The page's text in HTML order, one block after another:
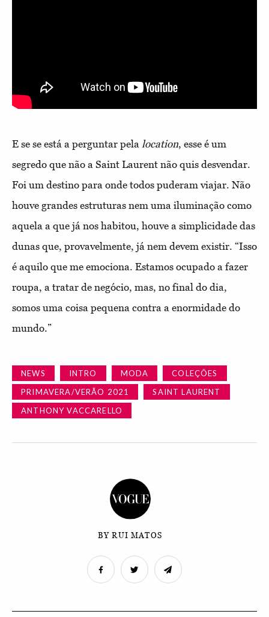
E se se está a perguntar pela location, esse é um
segredo que não a Saint Laurent não quis desvendar.
Foi um destino para onde todos puderam viajar. Não
houve grandes estruturas nem uma iluminação como
aquela a que já nos habitou, houve a simplicidade das
dunas que, provavelmente, já nem devem existir. “Isso
é aquilo que me emociona. Estamos ocupado a fazer
roupa, a tratar de negócio, mas, no final do dia,
somos uma coisa pequena contra a enormidade do
mundo.”
NEWS INTRO MODA
COLEÇÕES
PRIMAVERA/VERÃO 2021
SAINT LAURENT
ANTHONY VACCARELLO
BY RUI MATOS